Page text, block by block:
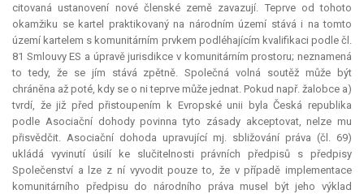
citovaná ustanovení nové členské země zavazují. Teprve od tohoto
okamžiku se kartel praktikovaný na národním území stává i na tomto
území kartelem s komunitárním prvkem podléhajícím kvalifikaci podle čl.
81 Smlouvy ES a úpravějurisdikce v komunitárním prostoru; neznamená
to tedy, že se jím stává zpětně. Společná volná soutěž může být
chráněna až poté, kdy se o ni teprve může jednat. Pokud např. žalobce a)
tvrdí, že již před přistoupením k Evropské unii byla Česká republika
podle Asociační dohody povinna tyto zásady akceptovat, nelze mu
přisvědčit. Asociační dohoda upravující mj. sbližování práva (čl. 69)
ukládá vyvinutí úsilí ke slučitelnosti právních předpisů s předpisy
Společenství a lze z ní vyvodit pouze to, že v případě implementace
komunitárního předpisu do národního práva musel být jeho výklad